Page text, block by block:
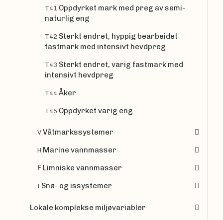
T41 Oppdyrket mark med preg av semi-
naturlig eng
T42 Sterkt endret, hyppig bearbeidet
fastmark med intensivt hevdpreg
T43 Sterkt endret, varig fastmark med
intensivt hevdpreg
T44 Åker
T45 Oppdyrket varig eng
V Våtmarkssystemer
H Marine vannmasser
F Limniske vannmasser
I Snø- og issystemer
Lokale komplekse miljøvariabler